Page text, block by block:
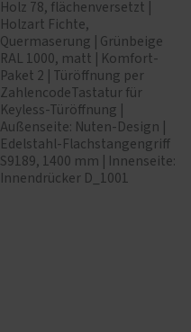
Holz 78, flächenversetzt |
Holzart Fichte,
Quermaserung | Grünbeige
RAL 1000, matt | Komfort-
Paket 2 | Türöffnung per
ZahlencodeTastatur für
Keyless-Türöffnung |
Außenseite: Nuten-Design |
Edelstahl-Flachstangengriff
S9189, 1400 mm | Innenseite:
Innendrücker D_1001